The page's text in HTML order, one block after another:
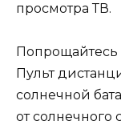
просмотра ТВ.
Пульт
солнечной
от солнечного